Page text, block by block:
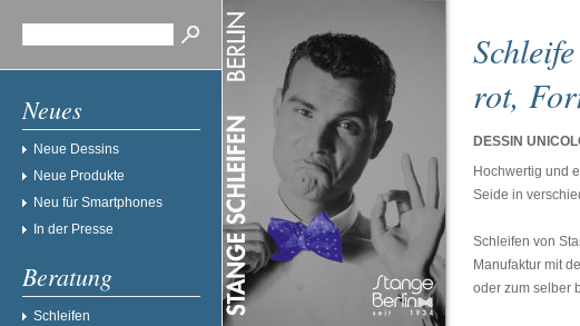
Neues
Neue Dessins
Neue Produkte
Neu für Smartphones
In der Presse
Beratung
Schleifen
rot,
DESSIN
Hochwertig und
Seide in
Schleifen von
Manufaktur mit
oder zum selber